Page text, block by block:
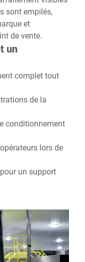
sont empilés,
et
de vente.
un
complet tout
de la
conditionnement
lors de
un support